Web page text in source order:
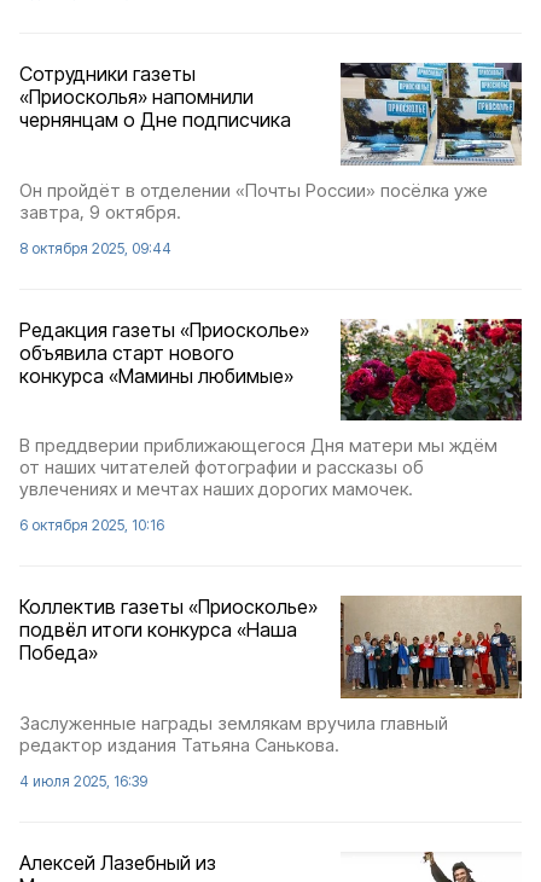
Сотрудники газеты
«Приосколья» напомнили
чернянцам о Дне подписчика
Он пройдёт в отделении «Почты России» посёлка уже
завтра, 9 октября.
8 октября 2025, 09:44
Редакция газеты «Приосколье»
объявила старт нового
конкурса «Мамины любимые»
В преддверии приближающегося Дня матери мы ждём
от наших читателей фотографии и рассказы об
увлечениях и мечтах наших дорогих мамочек.
6 октября 2025, 10:16
Коллектив газеты «Приосколье»
подвёл итоги конкурса «Наша
Победа»
Заслуженные награды землякам вручила главный
редактор издания Татьяна Санькова.
4 июля 2025, 16:39
Алексей Лазебный из